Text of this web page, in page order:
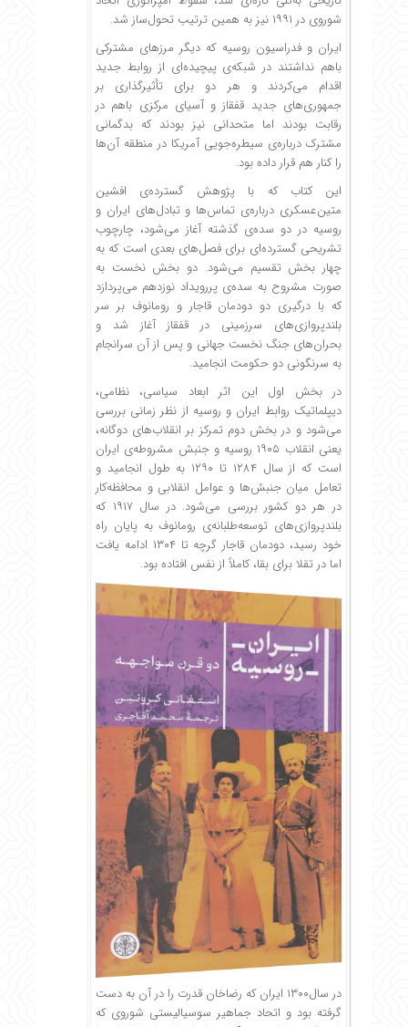
شوروی در ۱۹۹۱ نیز به همین ترتیب تحول‌ساز شد.
ایران و فدراسیون روسیه که دیگر مرزهای مشترکی
باهم نداشتند در شبکه‌ی پیچیده‌ای از روابط جدید
اقدام می‌کردند و هر دو برای تأثیرگذاری بر
جمهوری‌های جدید قفقاز و آسیای مرکزی باهم در
رقابت بودند اما متحدانی نیز بودند که بدگمانی
مشترک درباره‌ی سیطره‌جویی آمریکا در منطقه آن‌ها
را کنار هم قرار داده بود.
این کتاب که با پژوهش گسترده‌ی افشین
متین‌عسکری درباره‌ی تماس‌ها و تبادل‌های ایران و
روسیه در دو سده‌ی گذشته آغاز می‌شود، چارچوب
تشریحی گسترده‌ای برای فصل‌های بعدی است که به
چهار بخش تقسیم می‌شود. دو بخش نخست به
صورت مشروح به سده‌ی پررویداد نوزدهم می‌پردازد
که با درگیری دو دودمان قاجار و رومانوف بر سر
بلندپروازی‌های سرزمینی در قفقاز آغاز شد و
بحران‌های جنگ نخست جهانی و پس از آن سرانجام
به سرنگونی دو حکومت انجامید.
در بخش اول این اثر ابعاد سیاسی، نظامی،
دیپلماتیک روابط ایران و روسیه از نظر زمانی بررسی
می‌شود و در بخش دوم تمرکز بر انقلاب‌های دوگانه،
یعنی انقلاب ۱۹۰۵ روسیه و جنبش مشروطه‌ی ایران
است که از سال ۱۲۸۴ تا ۱۲۹۰ به طول انجامید و
تعامل میان جنبش‌ها و عوامل انقلابی و محافظه‌کار
در هر دو کشور بررسی می‌شود. در سال ۱۹۱۷ که
بلندپروازی‌های توسعه‌طلبانه‌ی رومانوف به پایان راه
خود رسید، دودمان قاجار گرچه تا ۱۳۰۴ ادامه یافت
اما در تقلا برای بقا، کاملاً از نفس افتاده بود.
در سال۱۳۰۰ ایران که رضاخان قدرت را در آن به دست
گرفته بود و اتحاد جماهیر سوسیالیستی شوروی که